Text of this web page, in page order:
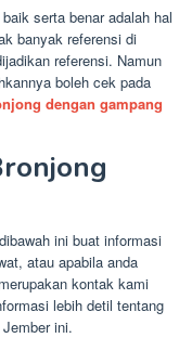
serta benar adalah hal
banyak referensi di
referensi. Namun
boleh cek pada
dengan gampang
ini buat informasi
atau apabila anda
kontak kami
lebih detil tentang
ini.